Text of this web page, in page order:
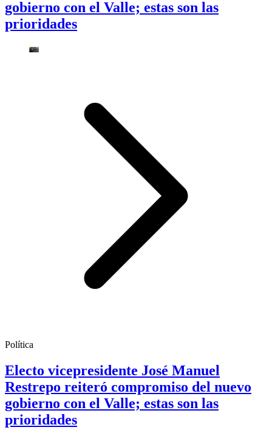
gobierno con el Valle; estas son las
prioridades
Política
Electo vicepresidente José Manuel
Restrepo reiteró compromiso del nuevo
gobierno con el Valle; estas son las
prioridades